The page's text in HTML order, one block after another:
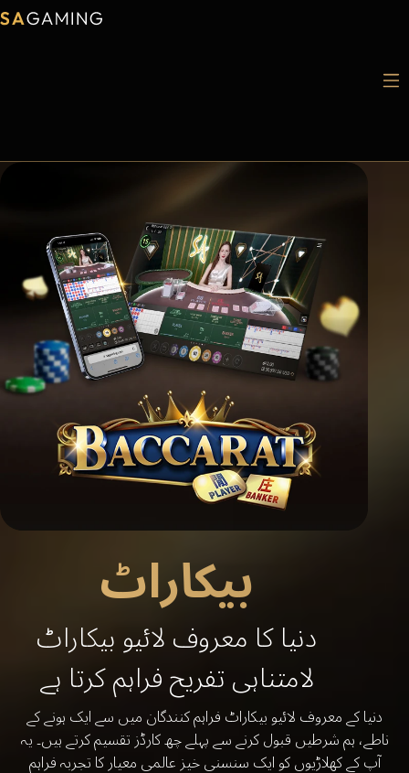
بیکاراٹ
دنیا کا معروف لائیو بیکاراٹ
لامتناہی تفریح فراہم کرتا ہے
دنیا کے معروف لائیو بیکاراٹ فراہم کنندگان میں سے ایک ہونے کے
ناطے، ہم شرطیں قبول کرنے سے پہلے چھ کارڈز تقسیم کرتے ہیں۔ یہ
آپ کے کھلاڑیوں کو ایک سنسنی خیز عالمی معیار کا تجربہ فراہم